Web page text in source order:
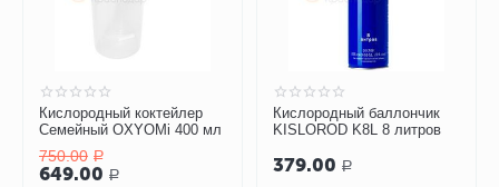
Кислородный коктейлер
Семейный OXYOMi 400 мл
750.00 Р
649.00 Р
Кислородный баллончик
KISLOROD K8L 8 литров
379.00 Р